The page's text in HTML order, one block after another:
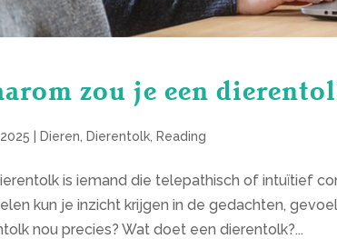
zou je een
Dieren Dierentolk Reading
is iemand die telepathisch of intuïtief
kun je inzicht krijgen in de gedachten,
nou precies? Wat doet een dierentolk?...